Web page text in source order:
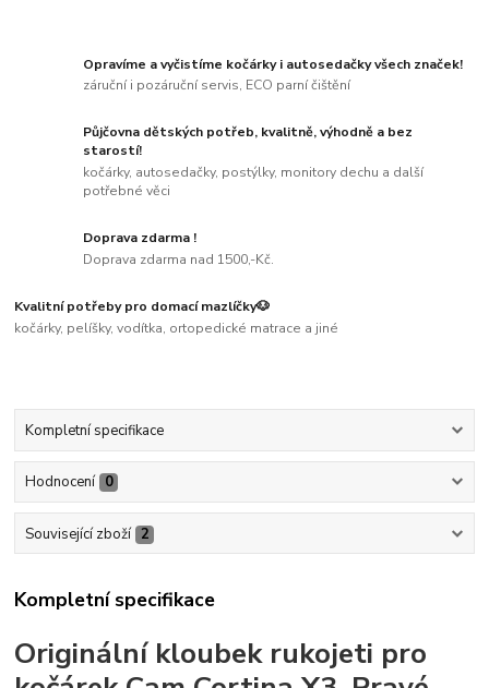
Opravíme a vyčistíme kočárky i autosedačky všech značek!
záruční i pozáruční servis, ECO parní čištění
Půjčovna dětských potřeb, kvalitně, výhodně a bez
starostí!
kočárky, autosedačky, postýlky, monitory dechu a další
potřebné věci
Doprava zdarma !
Doprava zdarma nad 1500,-Kč.
Kvalitní potřeby pro domací mazlíčky🐶
kočárky, pelíšky, vodítka, ortopedické matrace a jiné
Kompletní specifikace
Hodnocení 0
Související zboží 2
Kompletní specifikace
Originální kloubek rukojeti pro